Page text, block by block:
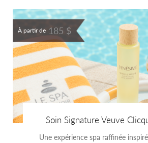
À partir de 185 $
Soin Signature Veuve
Une expérience spa raffinée